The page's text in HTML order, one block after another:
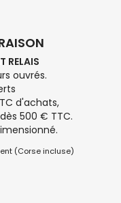
RELAIS
ouvrés.
d'achats,
500 € TTC.
(Corse incluse)